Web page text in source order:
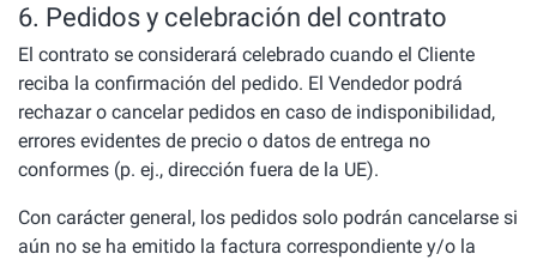
6. Pedidos y celebración del contrato
El contrato se considerará celebrado cuando el Cliente
reciba la confirmación del pedido. El Vendedor podrá
rechazar o cancelar pedidos en caso de indisponibilidad,
errores evidentes de precio o datos de entrega no
conformes (p. ej., dirección fuera de la UE).
Con carácter general, los pedidos solo podrán cancelarse si
aún no se ha emitido la factura correspondiente y/o la